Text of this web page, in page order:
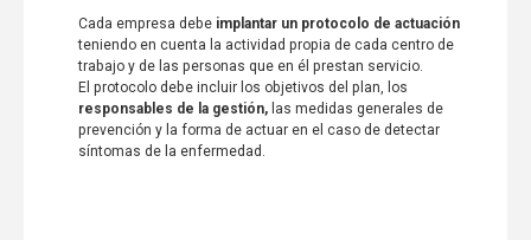
Cada empresa debe implantar un protocolo de actuación
teniendo en cuenta la actividad propia de cada centro de
trabajo y de las personas que en él prestan servicio.
El protocolo debe incluir los objetivos del plan, los
responsables de la gestión,las medidas generales de
prevención y la forma de actuar en el caso de detectar
síntomas de la enfermedad.